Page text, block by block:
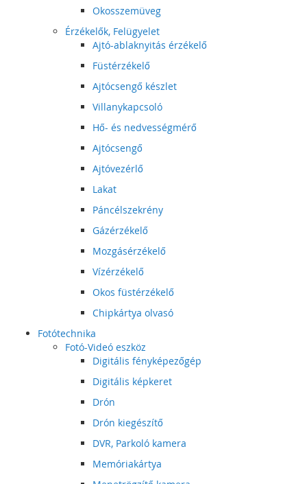
Okosszemüveg
Érzékelők, Felügyelet
Ajtó-ablaknyitás érzékelő
Füstérzékelő
Ajtócsengő készlet
Villanykapcsoló
Hő- és nedvességmérő
Ajtócsengő
Ajtóvezérlő
Lakat
Páncélszekrény
Gázérzékelő
Mozgásérzékelő
Vízérzékelő
Okos füstérzékelő
Chipkártya olvasó
Fotótechnika
Fotó-Videó eszköz
Digitális fényképezőgép
Digitális képkeret
Drón
Drón kiegészítő
DVR, Parkoló kamera
Memóriakártya